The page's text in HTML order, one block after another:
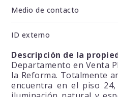
Medio de contacto
ID externo
Descripción de la
Departamento en Venta
la Reforma. Totalmente
encuentra en el piso